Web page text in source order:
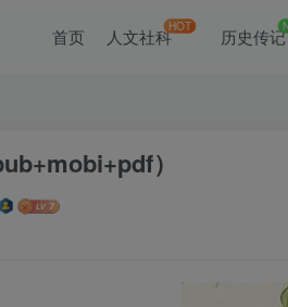
首页 人文社科HOT 历史传记
）